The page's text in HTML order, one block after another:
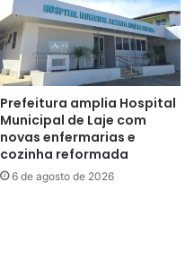
Prefeitura amplia Hospital
Municipal de Laje com
novas enfermarias e
cozinha reformada
6 de agosto de 2026